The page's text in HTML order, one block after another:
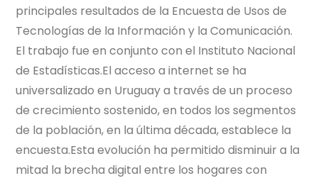
principales resultados de la Encuesta de Usos de
Tecnologías de la Información y la Comunicación.
El trabajo fue en conjunto con el Instituto Nacional
de Estadísticas.El acceso a internet se ha
universalizado en Uruguay a través de un proceso
de crecimiento sostenido, en todos los segmentos
de la población, en la última década, establece la
encuesta.Esta evolución ha permitido disminuir a la
mitad la brecha digital entre los hogares con